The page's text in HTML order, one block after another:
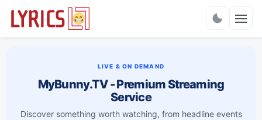
LIVE & ON DEMAND
MyBunny.TV - Premium Streaming
Service
Discover something worth watching, from headline events